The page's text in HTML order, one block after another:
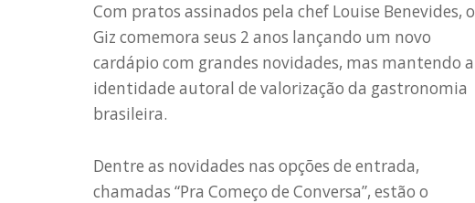
Com pratos assinados pela chef Louise Benevides, o
Giz comemora seus 2 anos lançando um novo
cardápio com grandes novidades, mas mantendo a
identidade autoral de valorização da gastronomia
brasileira.
Dentre as novidades nas opções de entrada,
chamadas “Pra Começo de Conversa”, estão o